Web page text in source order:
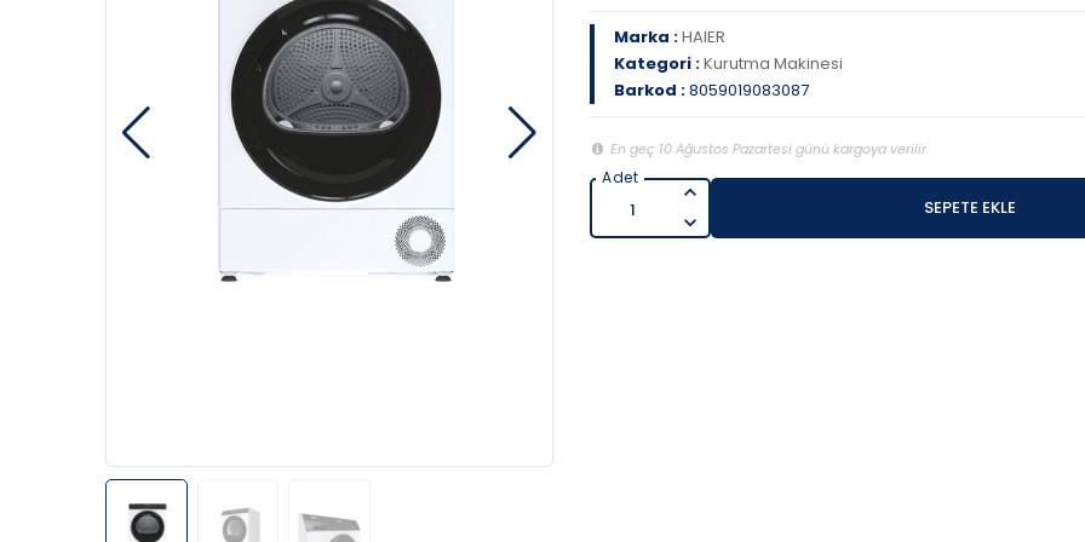
Marka :HAIER
Kategori :Kurutma Makinesi
Barkod :8059019083087
En geç 10 Ağustos Pazartesi günü kargoya verilir.
SEPETE EKLE